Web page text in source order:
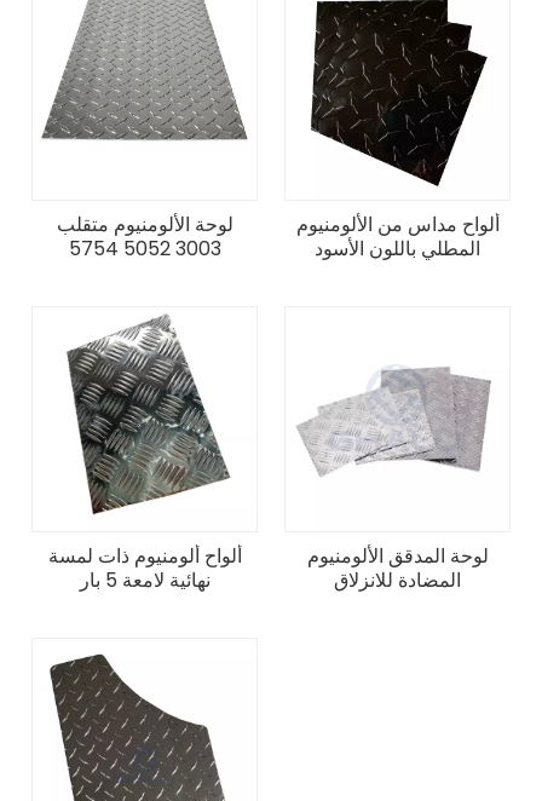
لوحة الألومنيوم متقلب
3003 5052 5754
ألواح مداس من الألومنيوم
المطلي باللون الأسود
ألواح ألومنيوم ذات لمسة
نهائية لامعة 5 بار
لوحة المدقق الألومنيوم
المضادة للانزلاق